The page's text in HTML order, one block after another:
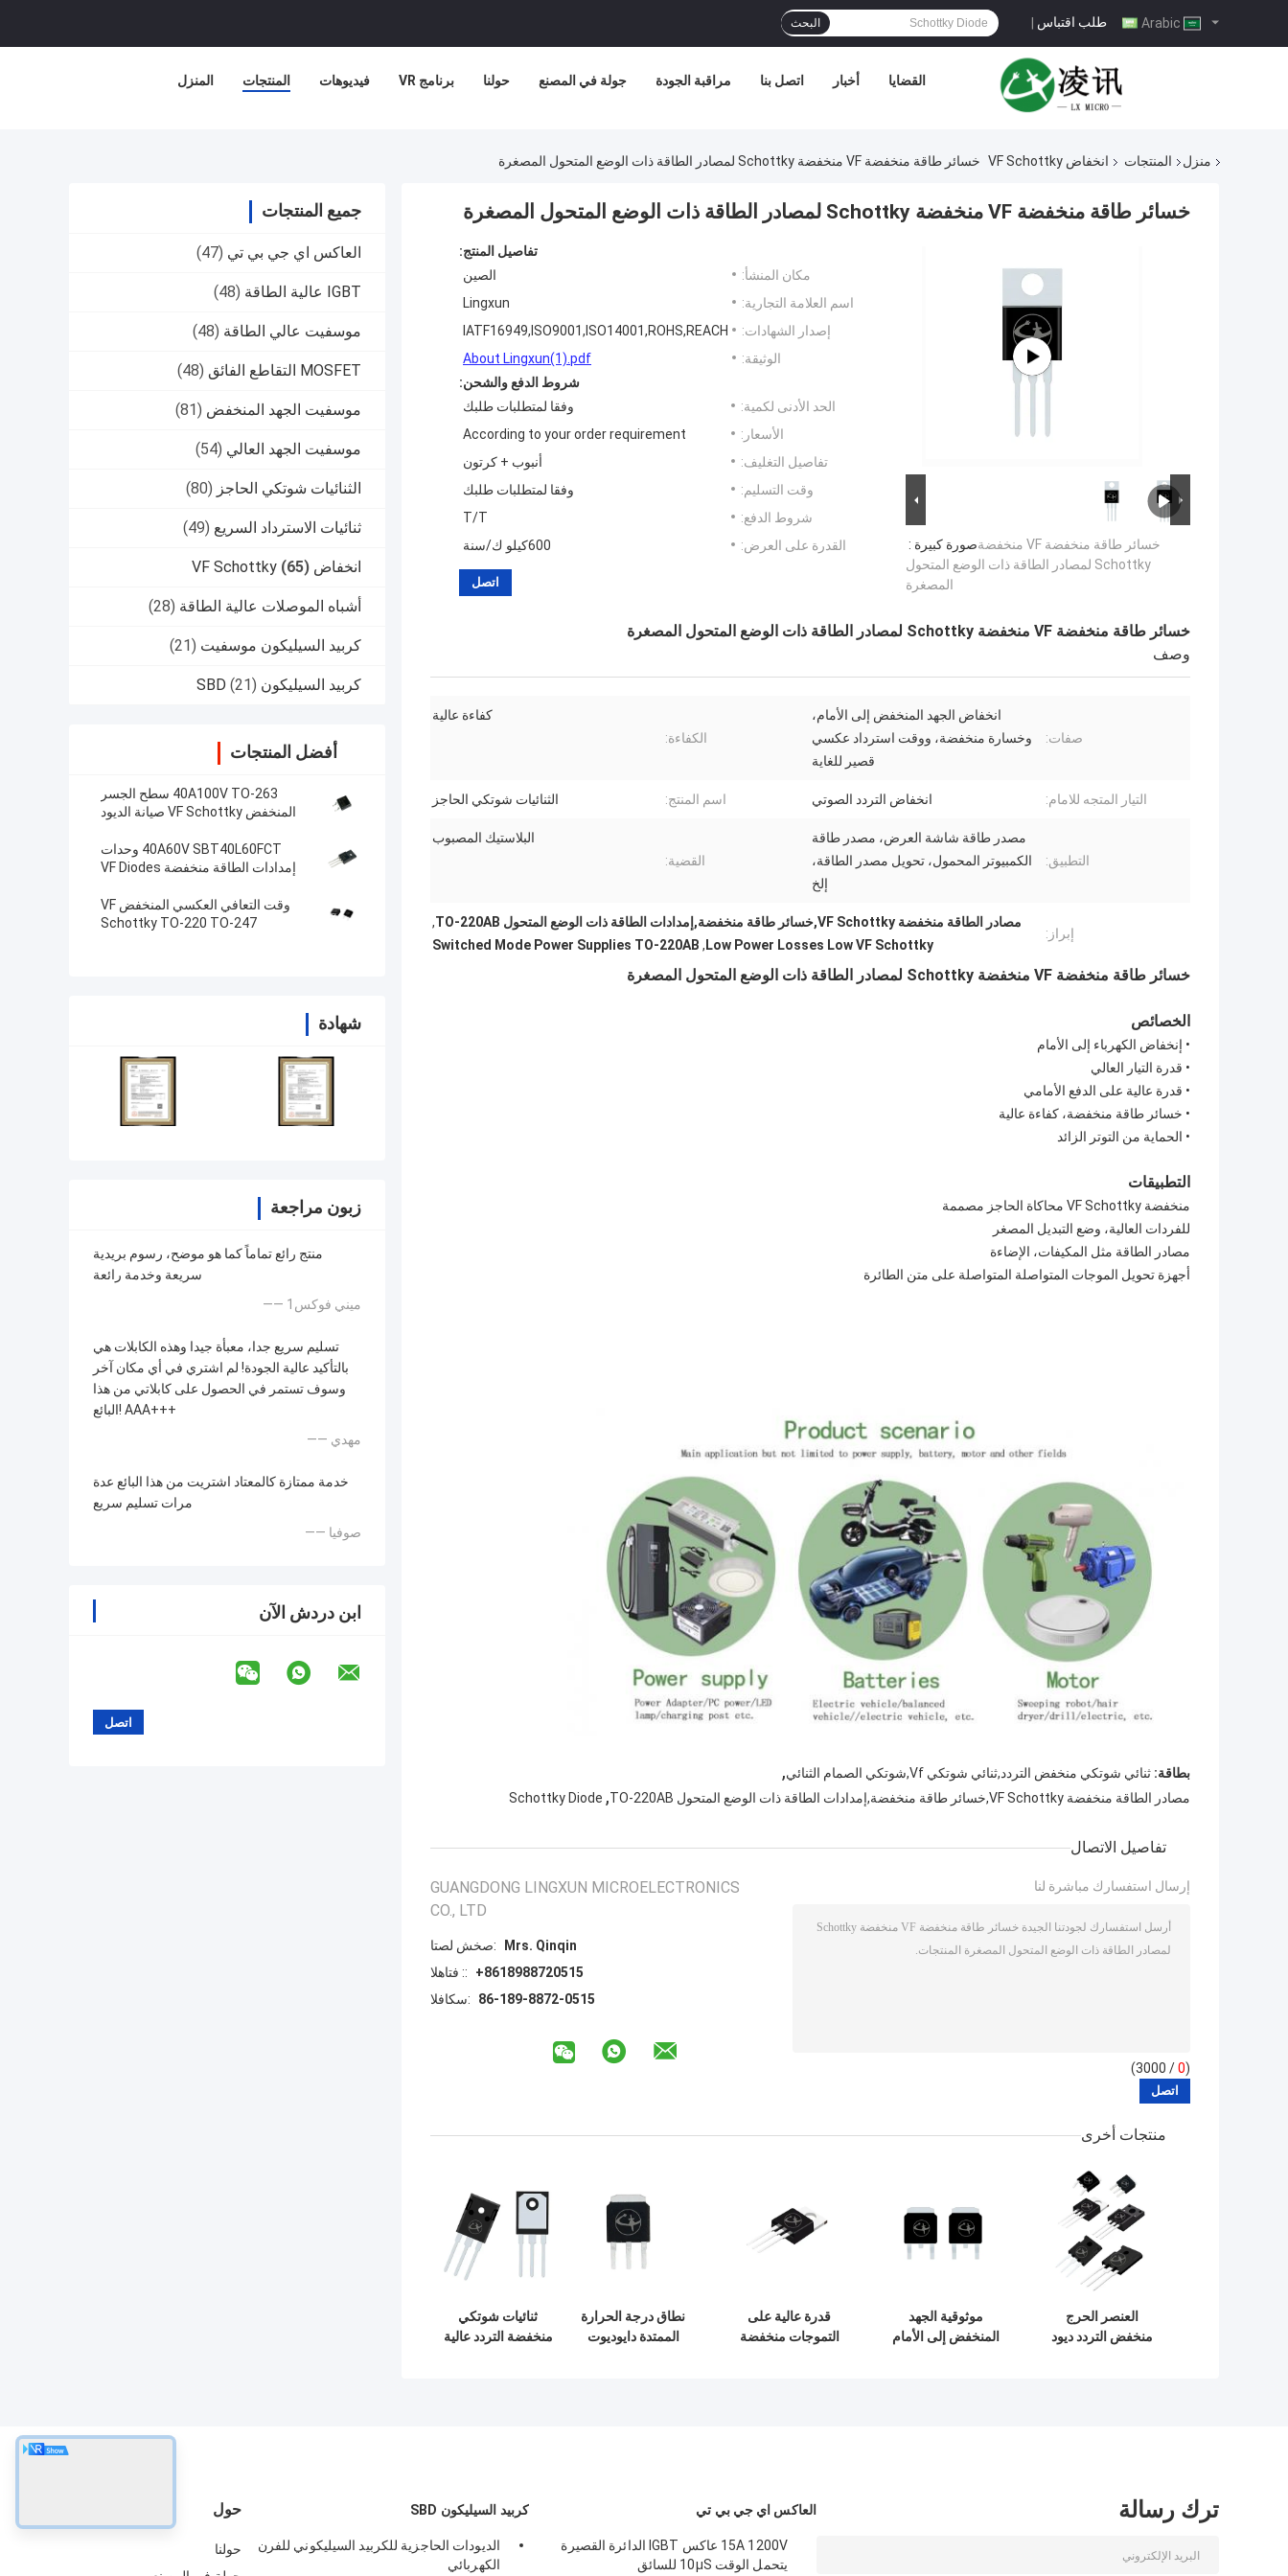
طلب اقتباس | البحث
المنزل المنتجات فيديوهات برنامج VR حولنا جولة في المصنع مراقبة الجودة اتصل بنا أخبار القضايا
منزل المنتجات انخفاض VF Schottky خسائر طاقة منخفضة VF منخفضة Schottky لمصادر الطاقة ذات الوضع المتحول المصغرة
جميع المنتجات
العاكس اي جي بي تي (47)
IGBT عالية الطاقة (48)
موسفيت عالي الطاقة (48)
MOSFET التقاطع الفائق (48)
موسفيت الجهد المنخفض (81)
موسفيت الجهد العالي (54)
الثنائيات شوتكي الحاجز (80)
ثنائيات الاسترداد السريع (49)
انخفاض VF Schottky (65)
أشباه الموصلات عالية الطاقة (28)
كربيد السيليكون موسفيت (21)
كربيد السيليكون SBD (21)
أفضل المنتجات
40A100V TO-263 سطح الجسر
المنخفض VF Schottky صيانة الديود
40A60V SBT40L60FCT وحدات
إمدادات الطاقة منخفضة VF Diodes
وقت التعافي العكسي المنخفض VF
Schottky TO-220 TO-247
شهادة
زبون مراجعة
منتج رائع تماماً كما هو موضح، رسوم بريدية
سريعة وخدمة رائعة
—— ميني فوكس1
تسليم سريع جدا، معبأة جيدا وهذه الكابلات هي
بالتأكيد عالية الجودة! لم اشتري في أي مكان آخر
وسوف تستمر في الحصول على كابلاتي من هذا
البائع! AAA+++
—— مهدي
خدمة ممتازة كالمعتاد اشتريت من هذا البائع عدة
مرات تسليم سريع
—— صوفيا
ابن دردش الآن
خسائر طاقة منخفضة VF منخفضة Schottky لمصادر الطاقة ذات الوضع المتحول المصغرة
صورة كبيرة :خسائر طاقة منخفضة VF منخفضة
Schottky لمصادر الطاقة ذات الوضع المتحول
المصغرة
تفاصيل المنتج:
مكان المنشأ:
الصين
اسم العلامة التجارية:
Lingxun
إصدار الشهادات:
IATF16949,ISO9001,ISO14001,ROHS,REACH
الوثيقة:
About Lingxun(1).pdf
شروط الدفع والشحن:
الحد الأدنى لكمية:
وفقا لمتطلبات طلبك
الأسعار:
According to your order requirement
تفاصيل التغليف:
أنبوب + كرتون
وقت التسليم:
وفقا لمتطلبات طلبك
شروط الدفع:
T/T
القدرة على العرض:
600كيلو ك/سنة
اتصل
خسائر طاقة منخفضة VF منخفضة Schottky لمصادر الطاقة ذات الوضع المتحول المصغرة
وصف
صفات:
انخفاض الجهد المنخفض إلى الأمام،
وخسارة منخفضة، ووقت استرداد عكسي
قصير للغاية
الكفاءة:
كفاءة عالية
التيار المتجه للامام: انخفاض التردد الصوتي اسم المنتج: الثنائيات شوتكي الحاجز
التطبيق:
مصدر طاقة شاشة العرض، مصدر طاقة
الكمبيوتر المحمول، تحويل مصدر الطاقة،
إلخ
القضية:
البلاستيك المصبوب
إبراز:
مصادر الطاقة منخفضة VF Schottky,خسائر طاقة منخفضة,إمدادات الطاقة ذات الوضع المتحول TO-220AB
,
Low Power Losses Low VF Schottky
,
Switched Mode Power Supplies TO-220AB
خسائر طاقة منخفضة VF منخفضة Schottky لمصادر الطاقة ذات الوضع المتحول المصغرة
الخصائص
• إنخفاض الكهرباء إلى الأمام
• قدرة التيار العالي
• قدرة عالية على الدفع الأمامي
• خسائر طاقة منخفضة، كفاءة عالية
• الحماية من التوتر الزائد
التطبيقات
منخفضة VF Schottky محاكاة الحاجز مصممة
للفردات العالية، وضع التبديل المصغر
مصادر الطاقة مثل المكيفات، الإضاءة
أجهزة تحويل الموجات المتواصلة المتواصلة على متن الطائرة
بطاقة: ثنائي شوتكي منخفض التردد,ثنائي شوتكي Vf,شوتكي الصمام الثنائي ,
مصادر الطاقة منخفضة VF Schottky,خسائر طاقة منخفضة,إمدادات الطاقة ذات الوضع المتحول TO-220AB ,
Schottky Diode
تفاصيل الاتصال
GUANGDONG LINGXUN MICROELECTRONICS
CO., LTD
اتصل شخص:
Mrs. Qinqin
الهاتف ::
+8618988720515
الفاكس:
86-189-8872-0515
إرسال استفسارك مباشرة لنا
(
0
/ 3000)
منتجات أخرى
العنصر الحرج
منخفض التردد ديود
موثوقية الجهد
المنخفض إلى الأمام
قدرة عالية على
التموجات منخفضة
نطاق درجة الحرارة
الممتدة دايوديوت
ثنائيات شوتكي
منخفضة التردد عالية
حول
حولنا
كربيد السيليكون SBD
الديودات الحاجزية للكربيد السيليكوني للفرن
الكهربائي
العاكس اي جي بي تي
15A 1200V عاكس IGBT الدائرة القصيرة
يتحمل الوقت 10μS للسائق
ترك رسالة